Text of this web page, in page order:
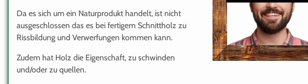
Da es sich um ein Naturprodukt handelt, ist nicht
ausgeschlossen das es bei fertigem Schnittholz zu
Rissbildung und Verwerfungen kommen kann.
Zudem hat Holz die Eigenschaft, zu schwinden
und/oder zu quellen.